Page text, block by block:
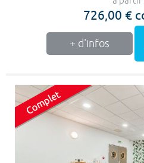
726,00 €
+ d'infos